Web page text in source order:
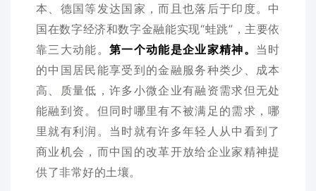
本、德国等发达国家，而且也落后于印度。中
国在数字经济和数字金融能实现“蛙跳”，主要依
靠三大动能。第一个动能是企业家精神。 当时
的中国居民能享受到的金融服务种类少、成本
高、质量低，许多小微企业有融资需求但无处
能融到资。但同时哪里有不被满足的需求，哪
里就有利润。当时就有许多年轻人从中看到了
商业机会，而中国的改革开放给企业家精神提
供了非常好的土壤。